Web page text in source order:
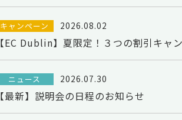
キャンペーン 2026.08.02
【EC Dublin】夏限定！３つの割引キャ
ニュース 2026.07.30
【最新】説明会の日程のお知らせ